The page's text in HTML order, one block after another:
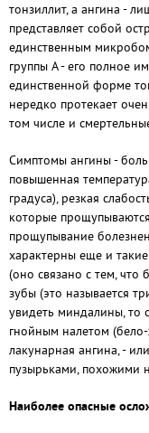
тонзиллит, а ангина -
представляет собой
единственным
группы А - его полное
единственной форме
нередко протекает
том числе и
Симптомы ангины -
повышенная
градуса), резкая
которые
прощупывание
характерны еще и
(оно связано с тем, что
зубы (это называется
увидеть миндалины, то
гнойным налетом
лакунарная ангина, -
пузырьками, похожими
Наиболее опасные